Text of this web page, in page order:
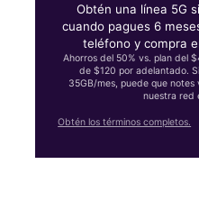
Obtén una línea 5G
cuando pagues 6
teléfono y compra
Ahorros del 50% vs. plan del
de $120 por adelantado.
35GB/mes, puede que
nuestra red
Obtén los términos completos.